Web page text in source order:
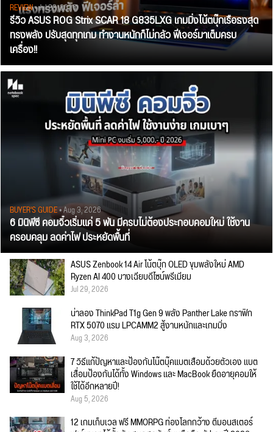
REVIEW• Jul 28, 2026
รีวิว ASUS ROG Strix SCAR 18 G835LXG เกมมิ่งโน้ตบุ๊กเรือธงสุด
ทรงพลัง ปรับสุดทุกเกม ทำงานหนักก็ไม่กลัว ฟีเจอร์มาเต็มครบ
เครื่อง!!
BUYER'S GUIDE• Aug 3, 2026
6 มินิพีซี คอมจิ๋วเริ่มแค่ 5 พัน มีครบไม่ต้องประกอบคอมใหม่ ใช้งาน
ครอบคลุม ลดค่าไฟ ประหยัดพื้นที่
ASUS Zenbook 14 Air โน้ตบุ๊ก OLED ขุมพลังใหม่ AMD
Ryzen AI 400 บางเฉียบดีไซน์พรีเมียม
Jul 29, 2026
น่าลอง ThinkPad T1g Gen 9 พลัง Panther Lake กราฟิก
RTX 5070 แรม LPCAMM2 สู้งานหนักและเกมมิ่ง
Aug 3, 2026
7 วิธีแก้ปัญหาและป้องกันโน๊ตบุ๊คแบตเสื่อมด้วยตัวเอง แบต
เสื่อมป้องกันได้ทั้ง Windows และ MacBook ยืดอายุคอมให้
ใช้ได้อีกหลายปี!
Aug 5, 2026
12 เกมเก็บเวล ฟรี MMORPG ท่องโลกกว้าง ตีมอนสเตอร์